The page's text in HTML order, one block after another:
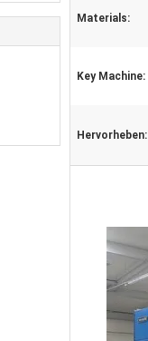
Materials:
Key Machine:
Hervorheben: